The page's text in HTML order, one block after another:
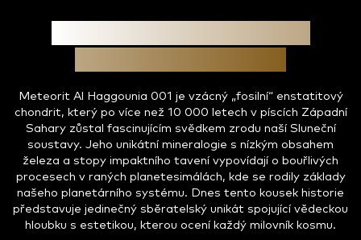
Meteorit Al Haggounia 001 je vzácný „fosilní“ enstatitový
chondrit, který po více než 10 000 letech v píscích Západní
Sahary zůstal fascinujícím svědkem zrodu naší Sluneční
soustavy. Jeho unikátní mineralogie s nízkým obsahem
železa a stopy impaktního tavení vypovídají o bouřlivých
procesech v raných planetesimálách, kde se rodily základy
našeho planetárního systému. Dnes tento kousek historie
představuje jedinečný sběratelský unikát spojující vědeckou
hloubku s estetikou, kterou ocení každý milovník kosmu.